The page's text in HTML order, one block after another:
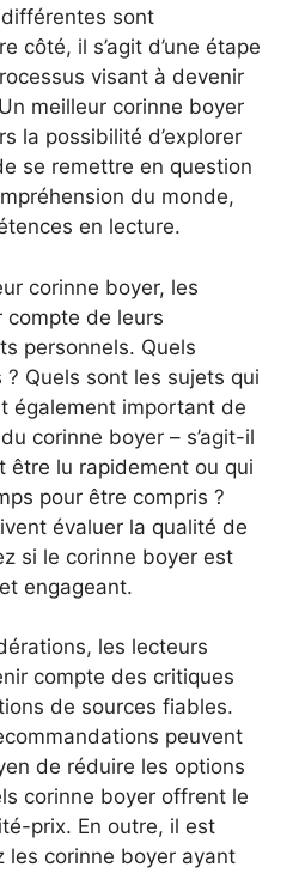
sont
côté, il s’agit d’une étape
visant à devenir
meilleur corinne boyer
la possibilité d’explorer
se remettre en question
du monde,
en lecture.
corinne boyer, les
compte de leurs
personnels. Quels
Quels sont les sujets qui
également important de
corinne boyer – s’agit-il
être lu rapidement ou qui
pour être compris ?
évaluer la qualité de
si le corinne boyer est
engageant.
les lecteurs
compte des critiques
de sources fiables.
peuvent
de réduire les options
corinne boyer offrent le
prix. En outre, il est
les corinne boyer ayant